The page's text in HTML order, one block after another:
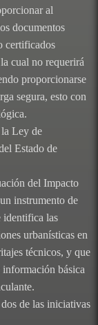
al
documentos
certificados
cual no requerirá
proporcionarse
segura, esto con
Ley de
Estado de
del Impacto
instrumento de
identifica las
urbanísticas en
técnicos, y que
básica
de las iniciativas